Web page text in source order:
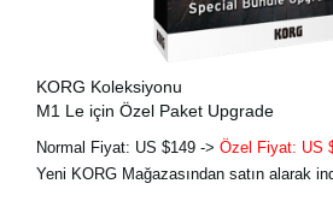
KORG Koleksiyonu
M1 Le için Özel Paket Upgrade
Normal Fiyat: US $149 -> Özel Fiyat: US
Yeni KORG Mağazasından satın alarak